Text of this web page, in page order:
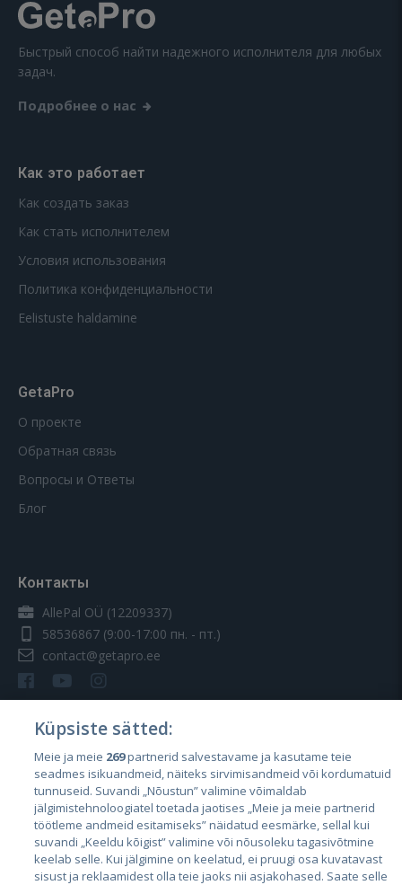
Быстрый способ найти надежного исполнителя для любых
задач.
Подробнее о нас
Как это работает
Как создать заказ
Как стать исполнителем
Условия использования
Политика конфиденциальности
Eelistuste haldamine
GetaPro
О проекте
Обратная связь
Вопросы и Ответы
Блог
Контакты
AllePal OÜ (12209337)
58536867 (9:00-17:00 пн. - пт.)
contact@getapro.ee
Страны
Эстония
Латвия
Литва
Küpsiste sätted:
Meie ja meie 269partnerid salvestavame ja kasutame teie
seadmes isikuandmeid, näiteks sirvimisandmeid või kordumatuid
tunnuseid. Suvandi „Nõustun” valimine võimaldab
jälgimistehnoloogiatel toetada jaotises „Meie ja meie partnerid
töötleme andmeid esitamiseks” näidatud eesmärke, sellal kui
suvandi „Keeldu kõigist” valimine või nõusoleku tagasivõtmine
keelab selle. Kui jälgimine on keelatud, ei pruugi osa kuvatavast
sisust ja reklaamidest olla teie jaoks nii asjakohased. Saate selle